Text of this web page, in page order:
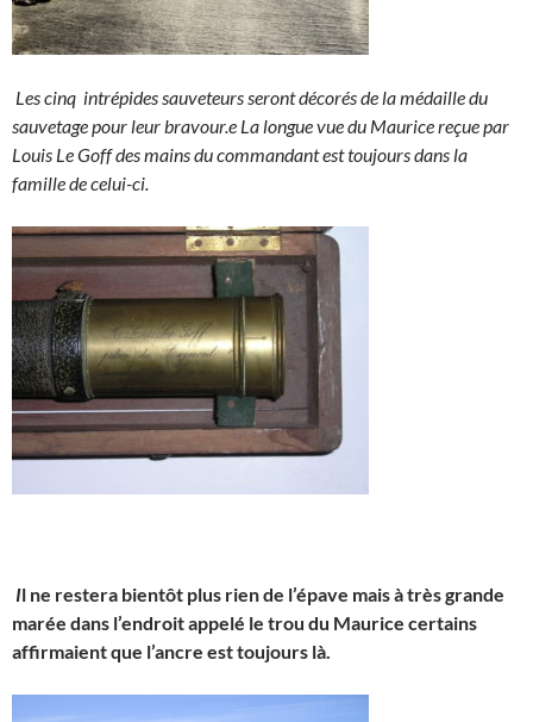
Les cinq intrépides sauveteurs seront décorés de la médaille du
sauvetage pour leur bravour.e La longue vue du Maurice reçue par
Louis Le Goff des mains du commandant est toujours dans la
famille de celui-ci.
Il ne restera bientôt plus rien de l’épave mais à très grande
marée dans l’endroit appelé le trou du Maurice certains
affirmaient que l’ancre est toujours là.